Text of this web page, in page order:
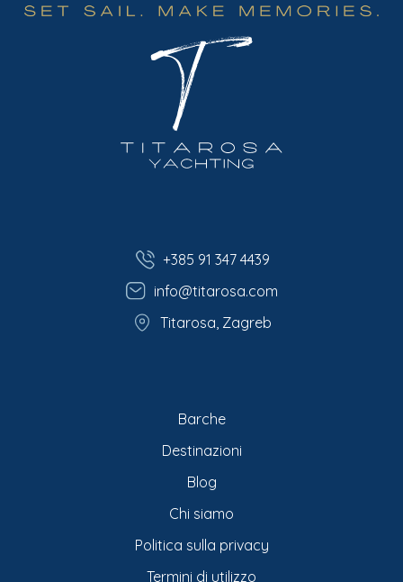
+385 91 347 4439
info@titarosa.com
Titarosa, Zagreb
Barche
Destinazioni
Blog
Chi siamo
Politica sulla privacy
Termini di utilizzo